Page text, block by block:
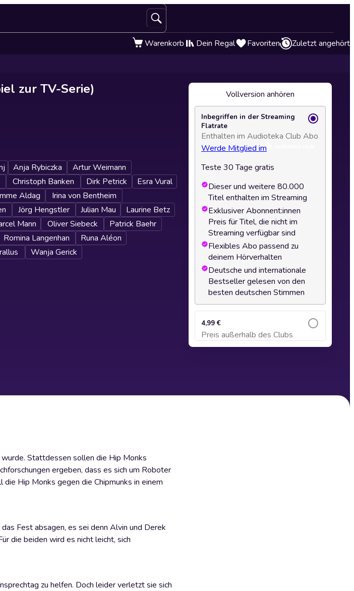
Warenkorb Dein Regal Favoriten Zuletzt angehört
zur TV-Serie)
Anja Rybiczka
Artur Weimann
Christoph Banken Dirk Petrick
Esra Vural
Aldag
Irina von Bentheim
Jörg Hengstler Julian Mau
Laurine Betz
Mann Oliver Siebeck
Patrick Baehr
Romina Langenhan
Runa Aléon
Wanja Gerick
Stattdessen sollen die Hip Monks
ergeben, dass es sich um Roboter
Hip Monks gegen die Chipmunks in einem
Fest absagen, es sei denn Alvin und Derek
die beiden wird es nicht leicht, sich
zu helfen. Doch leider verletzt sie sich
Vollversion anhören
Inbegriffen in der Streaming
Flatrate
Enthalten im Audioteka Club Abo
Werde Mitglied im
Teste 30 Tage gratis
Dieser und weitere 80.000
Titel enthalten im Streaming
Exklusiver Abonnent:innen
Preis für Titel, die nicht im
Streaming verfügbar sind
Flexibles Abo passend zu
deinem Hörverhalten
Deutsche und internationale
Bestseller gelesen von den
besten deutschen Stimmen
4,99 €
Preis außerhalb des Clubs
Zum Warenkorb hinzufügen